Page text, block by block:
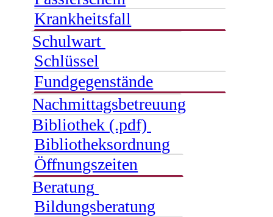
Krankheitsfall
Schulwart
Schlüssel
Fundgegenstände
Nachmittagsbetreuung
Bibliothek (.pdf)
Bibliotheksordnung
Öffnungszeiten
Beratung
Bildungsberatung